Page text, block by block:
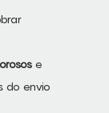
e
do envio